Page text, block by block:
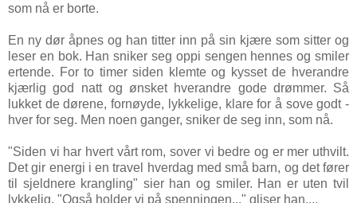
som nå er borte.
En ny dør åpnes og han titter inn på sin kjære som sitter og
leser en bok. Han sniker seg oppi sengen hennes og smiler
ertende. For to timer siden klemte og kysset de hverandre
kjærlig god natt og ønsket hverandre gode drømmer. Så
lukket de dørene, fornøyde, lykkelige, klare for å sove godt -
hver for seg. Men noen ganger, sniker de seg inn, som nå.
"Siden vi har hvert vårt rom, sover vi bedre og er mer uthvilt.
Det gir energi i en travel hverdag med små barn, og det fører
til sjeldnere krangling" sier han og smiler. Han er uten tvil
lykkelig. "Også holder vi på spenningen..." gliser han....